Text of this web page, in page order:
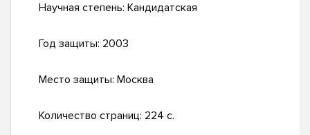
Научная степень: Кандидатская
Год защиты: 2003
Место защиты: Москва
Количество страниц: 224 с.